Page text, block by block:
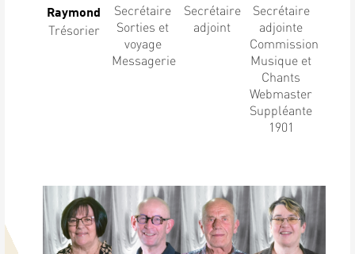
Raymond
Trésorier
Secrétaire
Sorties et
voyage
Messagerie
Secrétaire
adjoint
Secrétaire
adjointe
Commission
Musique et
Chants
Webmaster
Suppléante
1901